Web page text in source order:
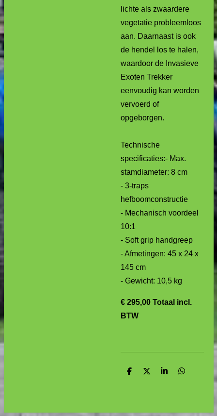
lichte als zwaardere
vegetatie probleemloos
aan. Daarnaast is ook
de hendel los te halen,
waardoor de Invasieve
Exoten Trekker
eenvoudig kan worden
vervoerd of
opgeborgen.
Technische
specificaties:- Max.
stamdiameter: 8 cm
- 3-traps
hefboomconstructie
- Mechanisch voordeel
10:1
- Soft grip handgreep
- Afmetingen: 45 x 24 x
145 cm
- Gewicht: 10,5 kg
€ 295,00 Totaal incl.
BTW
D
D
S
D